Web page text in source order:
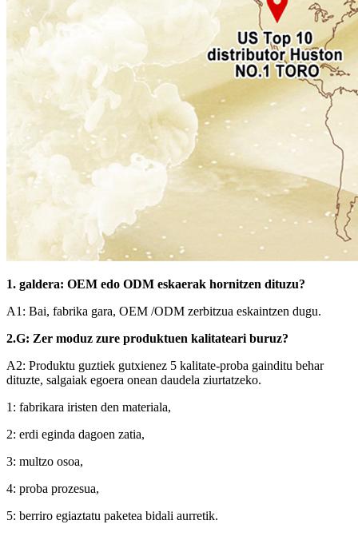
1. galdera: OEM edo ODM eskaerak hornitzen dituzu?
A1: Bai, fabrika gara, OEM /ODM zerbitzua eskaintzen dugu.
2.G: Zer moduz zure produktuen kalitateari buruz?
A2: Produktu guztiek gutxienez 5 kalitate-proba gainditu behar
dituzte, salgaiak egoera onean daudela ziurtatzeko.
1: fabrikara iristen den materiala,
2: erdi eginda dagoen zatia,
3: multzo osoa,
4: proba prozesua,
5: berriro egiaztatu paketea bidali aurretik.